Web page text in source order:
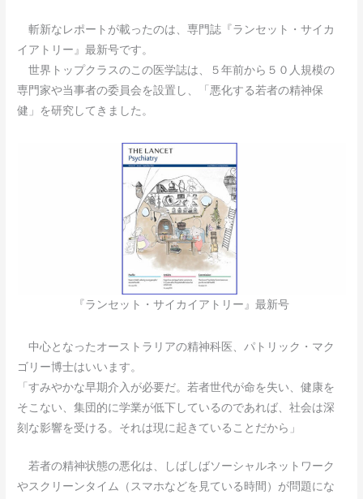
斬新なレポートが載ったのは、専門誌『ランセット・サイカ
イアトリー』最新号です。
世界トップクラスのこの医学誌は、５年前から５０人規模の
専門家や当事者の委員会を設置し、「悪化する若者の精神保
健」を研究してきました。
『ランセット・サイカイアトリー』最新号
中心となったオーストラリアの精神科医、パトリック・マク
ゴリー博士はいいます。
「すみやかな早期介入が必要だ。若者世代が命を失い、健康を
そこない、集団的に学業が低下しているのであれば、社会は深
刻な影響を受ける。それは現に起きていることだから」
若者の精神状態の悪化は、しばしばソーシャルネットワーク
やスクリーンタイム（スマホなどを見ている時間）が問題にな